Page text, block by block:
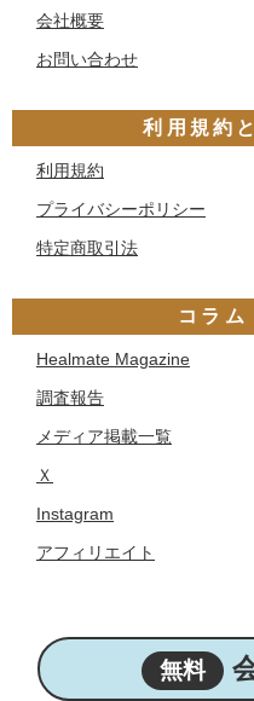
会社概要
お問い合わせ
利用規約
利用規約
プライバシーポリシー
特定商取引法
コラム
Healmate Magazine
調査報告
メディア掲載一覧
Ｘ
Instagram
アフィリエイト
Copyright © 2022
無料